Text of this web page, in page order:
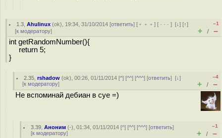
1.3 ,Ahulinux (ok), 19:34, 31/10/2014 [ответить] [ ﹢﹢﹢] [ · · ·][↓] [↑]
[к модератору]
–1
+ / –
int getRandomNumber(){
return 5;
}
2.35 ,rshadow (ok), 00:26, 01/11/2014 [^] [^^] [^^^] [ответить][↓]
[к модератору]
–4
+ / –
Не вспоминай дебиан в суе =)
3.39 ,Аноним (-), 01:34, 01/11/2014 [^] [^^] [^^^] [ответить]
[к модератору]
–1
+ / –